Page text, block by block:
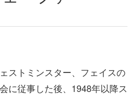
ストミンスター、フェイスの
に従事した後、1948年以降ス